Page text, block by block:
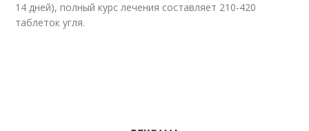
14 дней), полный курс лечения составляет 210-420
таблеток угля.